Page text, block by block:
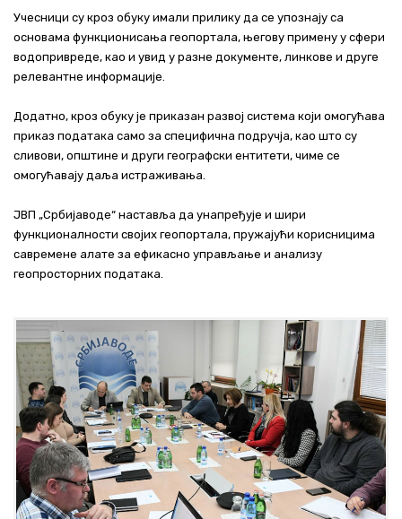
Учесници су кроз обуку имали прилику да се упознају са
основама функционисања геопортала, његову примену у сфери
водопривреде, као и увид у разне документе, линкове и друге
релевантне информације.
Додатно, кроз обуку је приказан развој система који омогућава
приказ података само за специфична подручја, као што су
сливови, општине и други географски ентитети, чиме се
омогућавају даља истраживања.
ЈВП „Србијаводе“ наставља да унапређује и шири
функционалности својих геопортала, пружајући корисницима
савремене алате за ефикасно управљање и анализу
геопросторних података.